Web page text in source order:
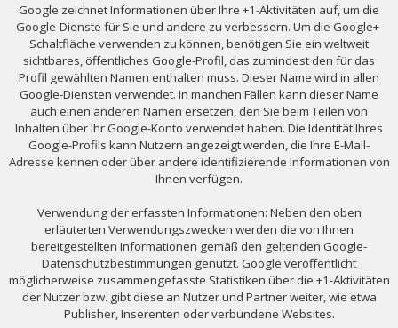
Google zeichnet Informationen über Ihre +1-Aktivitäten auf, um die
Google-Dienste für Sie und andere zu verbessern. Um die Google+-
Schaltfläche verwenden zu können, benötigen Sie ein weltweit
sichtbares, öffentliches Google-Profil, das zumindest den für das
Profil gewählten Namen enthalten muss. Dieser Name wird in allen
Google-Diensten verwendet. In manchen Fällen kann dieser Name
auch einen anderen Namen ersetzen, den Sie beim Teilen von
Inhalten über Ihr Google-Konto verwendet haben. Die Identität Ihres
Google-Profils kann Nutzern angezeigt werden, die Ihre E-Mail-
Adresse kennen oder über andere identifizierende Informationen von
Ihnen verfügen.
Verwendung der erfassten Informationen: Neben den oben
erläuterten Verwendungszwecken werden die von Ihnen
bereitgestellten Informationen gemäß den geltenden Google-
Datenschutzbestimmungen genutzt. Google veröffentlicht
möglicherweise zusammengefasste Statistiken über die +1-Aktivitäten
der Nutzer bzw. gibt diese an Nutzer und Partner weiter, wie etwa
Publisher, Inserenten oder verbundene Websites.